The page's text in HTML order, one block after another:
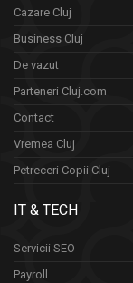
Cazare Cluj
Business Cluj
De vazut
Parteneri Cluj.com
Contact
Vremea Cluj
Petreceri Copii Cluj
IT & TECH
Servicii SEO
Payroll